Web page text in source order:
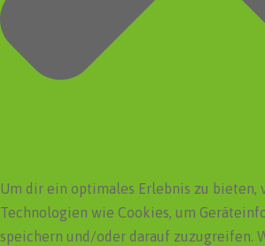
Um dir ein optimales Erlebnis zu bieten,
Technologien wie Cookies, um
speichern und/oder darauf zuzugreifen.